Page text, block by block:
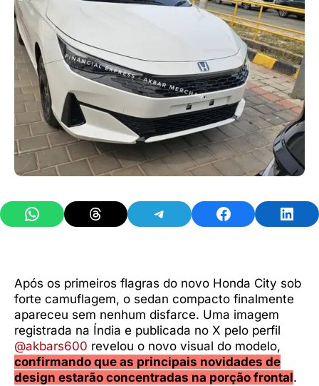
Share on WhatsAppShare on ThreadsShare on TelegramShare on Facebook
Após os primeiros flagras do novo Honda City sob
forte camuflagem, o sedan compacto finalmente
apareceu sem nenhum disfarce. Uma imagem
registrada na Índia e publicada no X pelo perfil
@akbars600 revelou o novo visual do modelo,
confirmando que as principais novidades de
design estarão concentradas na porção frontal.